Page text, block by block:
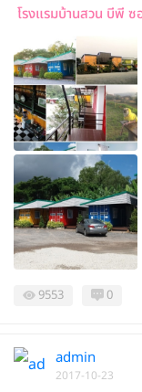
โรงแรมบ้านสวน บีพี
9553 0
admin
2017-10-23